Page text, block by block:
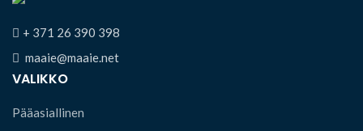
+ 371 26 390 398
maaie@maaie.net
VALIKKO
Pääasiallinen